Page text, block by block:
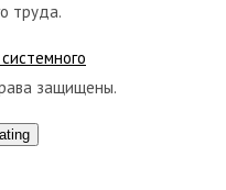
труда.
защищены.